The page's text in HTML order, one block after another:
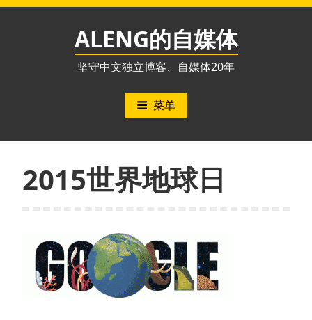
跳
ALENG的自媒体
坚守中文独立博客、自媒体20年
菜单
2015世界地球日